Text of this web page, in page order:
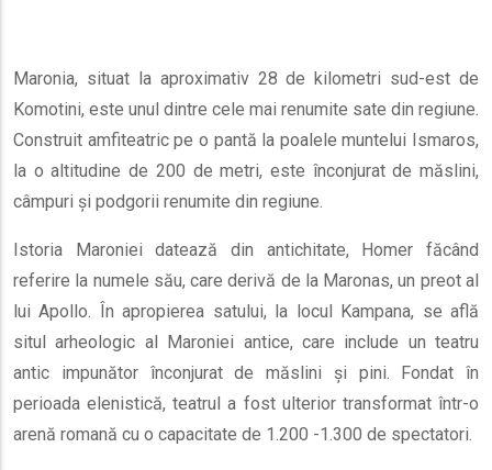
Maronia, situat la aproximativ 28 de kilometri sud-est de
Komotini, este unul dintre cele mai renumite sate din regiune.
Construit amfiteatric pe o pantă la poalele muntelui Ismaros,
la o altitudine de 200 de metri, este înconjurat de măslini,
câmpuri și podgorii renumite din regiune.
Istoria Maroniei datează din antichitate, Homer făcând
referire la numele său, care derivă de la Maronas, un preot al
lui Apollo. În apropierea satului, la locul Kampana, se află
situl arheologic al Maroniei antice, care include un teatru
antic impunător înconjurat de măslini și pini. Fondat în
perioada elenistică, teatrul a fost ulterior transformat într-o
arenă romană cu o capacitate de 1.200 -1.300 de spectatori.